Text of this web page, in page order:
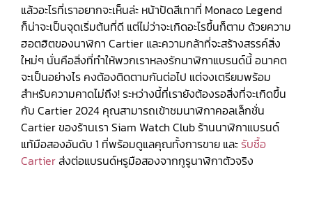
แล้วอะไรที่เราอยากจะเห็นล่ะ หน้าปัดสีเทาที่ Monaco Legend
ก็น่าจะเป็นจุดเริ่มต้นที่ดี แต่ไม่ว่าจะเกิดอะไรขึ้นก็ตาม ด้วยความ
ฮอตฮิตของนาฬิกา Cartier และความกล้าที่จะสร้างสรรค์สิ่ง
ใหม่ๆ นั่นคือสิ่งที่ทำให้พวกเราหลงรักนาฬิกาแบรนด์นี้ อนาคต
จะเป็นอย่างไร คงต้องติดตามกันต่อไป แต่จงเตรียมพร้อม
สำหรับความคาดไม่ถึง! ระหว่างนี้ที่เรายังต้องรอสิ่งที่จะเกิดขึ้น
กับ Cartier 2024 คุณสามารถเข้าชมนาฬิกาคอลเล็กชั่น
Cartier ของร้านเรา Siam Watch Club ร้านนาฬิกาแบรนด์
แท้มือสองอันดับ 1 ที่พร้อมดูแลคุณทั้งการขาย และรับซื้อ
Cartierส่งต่อแบรนด์หรูมือสองจากกูรูนาฬิกาตัวจริง